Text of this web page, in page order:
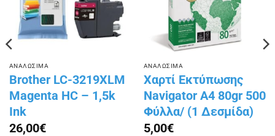
ΑΝΑΛΩΣΙΜΑ
Brother LC-3219XLM
Magenta HC – 1,5k
Ink
26,00€
ΑΝΑΛΩΣΙΜΑ
Χαρτί Εκτύπωσης
Navigator Α4 80gr 500
Φύλλα/ (1 Δεσμίδα)
5,00€